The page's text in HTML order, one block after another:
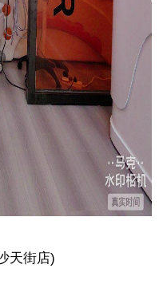
天街店)